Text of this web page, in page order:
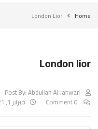
Home
London Lior
London lior
Post By:Abdullah Al Jahwari
فبراير 1, 2021